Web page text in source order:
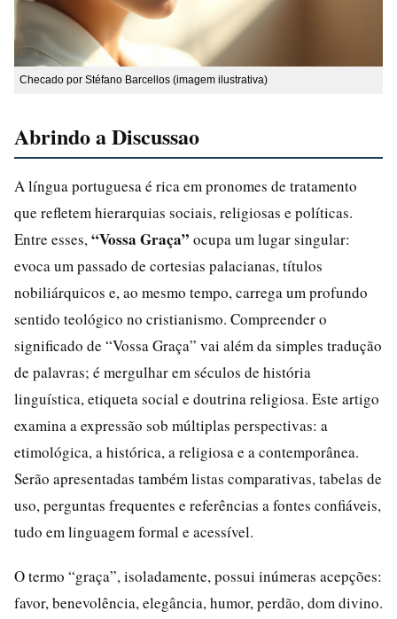
Checado por Stéfano Barcellos (imagem ilustrativa)
Abrindo a Discussao
A língua portuguesa é rica em pronomes de tratamento
que refletem hierarquias sociais, religiosas e políticas.
Entre esses, “Vossa Graça” ocupa um lugar singular:
evoca um passado de cortesias palacianas, títulos
nobiliárquicos e, ao mesmo tempo, carrega um profundo
sentido teológico no cristianismo. Compreender o
significado de “Vossa Graça” vai além da simples tradução
de palavras; é mergulhar em séculos de história
linguística, etiqueta social e doutrina religiosa. Este artigo
examina a expressão sob múltiplas perspectivas: a
etimológica, a histórica, a religiosa e a contemporânea.
Serão apresentadas também listas comparativas, tabelas de
uso, perguntas frequentes e referências a fontes confiáveis,
tudo em linguagem formal e acessível.
O termo “graça”, isoladamente, possui inúmeras acepções:
favor, benevolência, elegância, humor, perdão, dom divino.